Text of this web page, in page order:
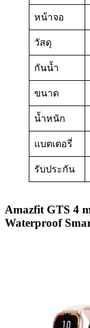
หน้าจอ
วัสดุ
กันน้ำ
ขนาด
น้ำหนัก
แบตเตอรี่
รับประกัน
Amazfit GTS 4
Waterproof